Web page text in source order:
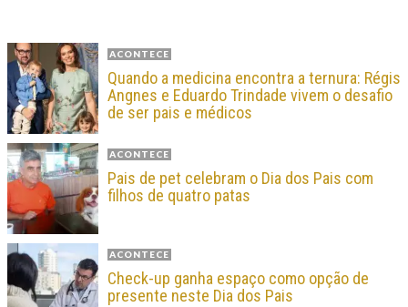
ACONTECE
Quando a medicina encontra a ternura: Régis
Angnes e Eduardo Trindade vivem o desafio
de ser pais e médicos
ACONTECE
Pais de pet celebram o Dia dos Pais com
filhos de quatro patas
ACONTECE
Check-up ganha espaço como opção de
presente neste Dia dos Pais